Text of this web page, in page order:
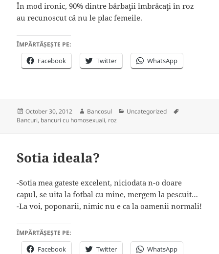
În mod ironic, 90% dintre bărbaţii îmbrăcaţi în roz
au recunoscut că nu le plac femeile.
ÎMPĂRTĂȘEȘTE PE:
Facebook Twitter WhatsApp
Posted
on
October 30, 2012 Author
Bancosul Categories
Uncategorized
Bancuri, bancuri cu homosexuali, roz
Sotia ideala?
-Sotia mea gateste excelent, niciodata n-o doare
capul, se uita la fotbal cu mine, mergem la pescuit…
-La voi, poponarii, nimic nu e ca la oamenii normali!
ÎMPĂRTĂȘEȘTE PE:
Facebook Twitter WhatsApp